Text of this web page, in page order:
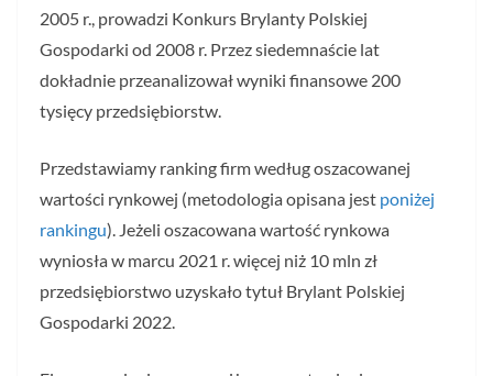
2005 r., prowadzi Konkurs Brylanty Polskiej
Gospodarki od 2008 r. Przez siedemnaście lat
dokładnie przeanalizował wyniki finansowe 200
tysięcy przedsiębiorstw.
Przedstawiamy ranking firm według oszacowanej
wartości rynkowej (metodologia opisana jest poniżej
rankingu). Jeżeli oszacowana wartość rynkowa
wyniosła w marcu 2021 r. więcej niż 10 mln zł
przedsiębiorstwo uzyskało tytuł Brylant Polskiej
Gospodarki 2022.